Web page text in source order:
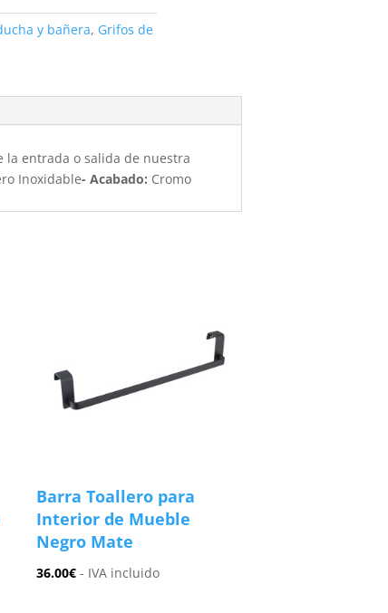
y bañera, Grifos de
la entrada o salida de nuestra
Inoxidable- Acabado: Cromo
Barra Toallero para
Interior de Mueble
Negro Mate
36.00€ - IVA incluido